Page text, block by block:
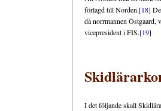
förlagd till Norden.[18]
då norrmannen Östgaard,
vicepresident i FIS.[19]
I det följande skall